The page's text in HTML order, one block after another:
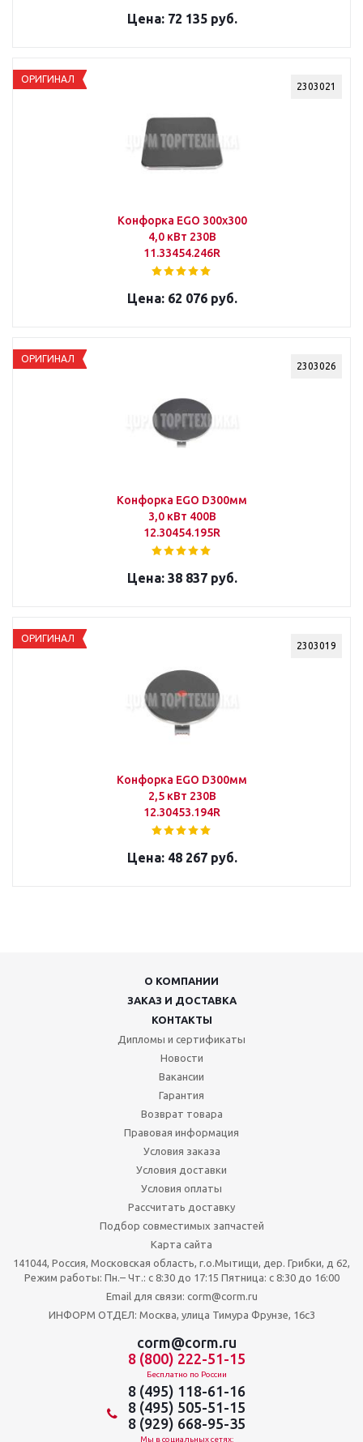
72 135 руб.
2303021
ОРИГИНАЛ
Конфорка EGO 300х300
4,0 кВт 230В
11.33454.246R
62 076 руб.
2303026
ОРИГИНАЛ
Конфорка EGO D300мм
3,0 кВт 400В
12.30454.195R
38 837 руб.
2303019
ОРИГИНАЛ
Конфорка EGO D300мм
2,5 кВт 230В
12.30453.194R
48 267 руб.
О КОМПАНИИ
ЗАКАЗ И ДОСТАВКА
КОНТАКТЫ
Дипломы и сертификаты
Новости
Вакансии
Гарантия
Возврат товара
Правовая информация
Условия заказа
Условия доставки
Условия оплаты
Рассчитать доставку
Подбор совместимых запчастей
Карта сайта
141044, Россия, Московская область, г.о.Мытищи, дер. Грибки, д 62,
Режим работы: Пн.– Чт.: с 8:30 до 17:15 Пятница: c 8:30 до 16:00
Email для связи: corm@corm.ru
ИНФОРМ ОТДЕЛ: Москва, улица Тимура Фрунзе, 16с3
corm@corm.ru
8 (800) 222-51-15
Бесплатно по России
8 (495) 118-61-16
8 (495) 505-51-15
8 (929) 668-95-35
Мы в социальных сетях: